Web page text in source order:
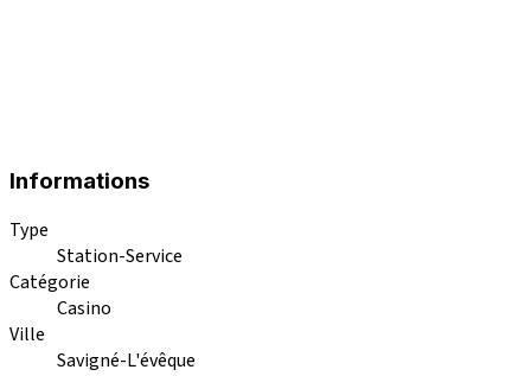
Informations
Type
Station-Service
Catégorie
Casino
Ville
Savigné-L'évêque